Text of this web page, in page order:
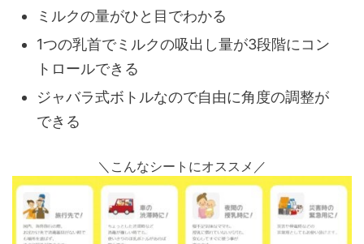
ミルクの量がひと目でわかる
1つの乳首でミルクの吸出し量が3段階にコン
トロールできる
ジャバラ式ボトルなので自由に角度の調整が
できる
＼こんなシートにオススメ／